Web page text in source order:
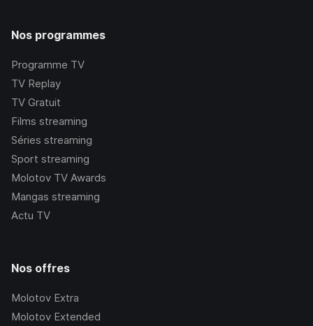
Nos programmes
Programme TV
TV Replay
TV Gratuit
Films streaming
Séries streaming
Sport streaming
Molotov TV Awards
Mangas streaming
Actu TV
Nos offres
Molotov Extra
Molotov Extended